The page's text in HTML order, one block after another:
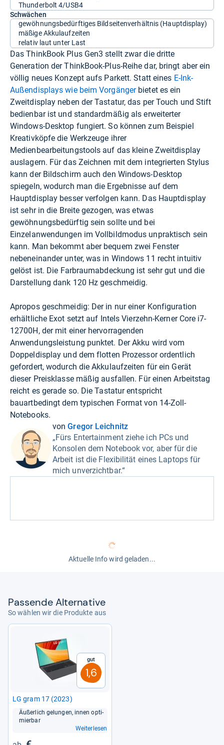
Thunderbolt 4/USB4
Schwächen
gewöhnungsbedürftiges Bildseitenverhältnis (Hauptdisplay)
mäßige Akkulaufzeiten
relativ laut unter Last
Das ThinkBook Plus Gen3 stellt zwar die dritte
Generation der ThinkBook-Plus-Reihe dar, bringt aber ein
völlig neues Konzept aufs Parkett. Statt eines E-Ink-
Außendisplays wie beim Vorgängerbietet es ein
Zweitdisplay neben der Tastatur, das per Touch und Stift
bedienbar ist und standardmäßig als erweiterter
Windows-Desktop fungiert. So können zum Beispiel
Kreativköpfe die Werkzeuge ihrer
Medienbearbeitungstools auf das kleine Zweitdisplay
auslagern. Für das Zeichnen mit dem integrierten Stylus
kann der Bildschirm auch den Windows-Desktop
spiegeln, wodurch man die Ergebnisse auf dem
Hauptdisplay besser verfolgen kann. Das Hauptdisplay
ist sehr in die Breite gezogen, was etwas
gewöhnungsbedürftig sein sollte und bei
Einzelanwendungen im Vollbildmodus unpraktisch sein
kann. Man bekommt aber bequem zwei Fenster
nebeneinander unter, was in Windows 11 recht intuitiv
gelöst ist. Die Farbraumabdeckung ist sehr gut und die
Darstellung dank 120 Hz geschmeidig.
Apropos geschmeidig: Der in nur einer Konfiguration
erhältliche Exot setzt auf Intels Vierzehn-Kerner Core i7-
12700H, der mit einer hervorragenden
Anwendungsleistung punktet. Der Akku wird vom
Doppeldisplay und dem flotten Prozessor ordentlich
gefordert, wodurch die Akkulaufzeiten für ein Gerät
dieser Preisklasse mäßig ausfallen. Für einen Arbeitstag
reicht es gerade so. Die Tastatur entspricht
bauartbedingt dem typischen Format von 14-Zoll-
Notebooks.
vonGregor Leichnitz
„Fürs Entertainment ziehe ich PCs und
Konsolen dem Notebook vor, aber für die
Arbeit ist die Flexibilität eines Laptops für
mich unverzichtbar.“
Aktuelle Info wird geladen...
Pas­sende Alter­na­tive
So wählen wir die Produkte aus
Gut
1,6
LG gram 17 (2023)
Äußer­lich gelun­gen, innen opti­
mier­bar
Weiterlesen